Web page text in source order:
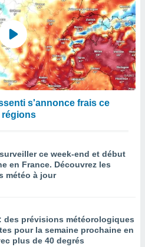
s'annonce frais ce
régions
ce week-end et début
en France. Découvrez les
météo à jour
des prévisions météorologiques
pour la semaine prochaine en
plus de 40 degrés